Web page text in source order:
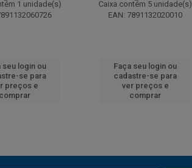
1 unidade(s)
seu login ou
se para
preços e
comprar
Caixa contém 5 unidade(s)
EAN: 7891132020010
Faça seu login ou
cadastre-se para
ver preços e
comprar